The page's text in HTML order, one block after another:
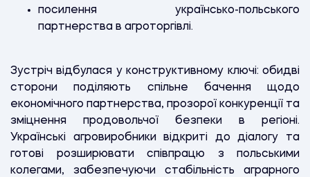
посилення українсько-польського
партнерства в агроторгівлі.
Зустріч відбулася у конструктивному ключі: обидві
сторони поділяють спільне бачення щодо
економічного партнерства, прозорої конкуренції та
зміцнення продовольчої безпеки в регіоні.
Українські агровиробники відкриті до діалогу та
готові розширювати співпрацю з польськими
колегами, забезпечуючи стабільність аграрного